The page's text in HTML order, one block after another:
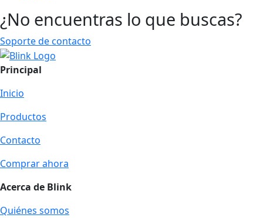
¿No encuentras lo que buscas?
Soporte de contacto
Principal
Inicio
Productos
Contacto
Comprar ahora
Acerca de Blink
Quiénes somos